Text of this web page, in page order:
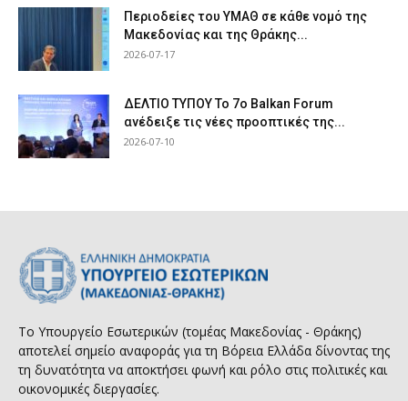
Περιοδείες του ΥΜΑΘ σε κάθε νομό της
Μακεδονίας και της Θράκης...
2026-07-17
ΔΕΛΤΙΟ ΤΥΠΟΥ Το 7ο Balkan Forum
ανέδειξε τις νέες προοπτικές της...
2026-07-10
Το Υπουργείο Εσωτερικών (τομέας Μακεδονίας - Θράκης)
αποτελεί σημείο αναφοράς για τη Βόρεια Ελλάδα δίνοντας της
τη δυνατότητα να αποκτήσει φωνή και ρόλο στις πολιτικές και
οικονομικές διεργασίες.